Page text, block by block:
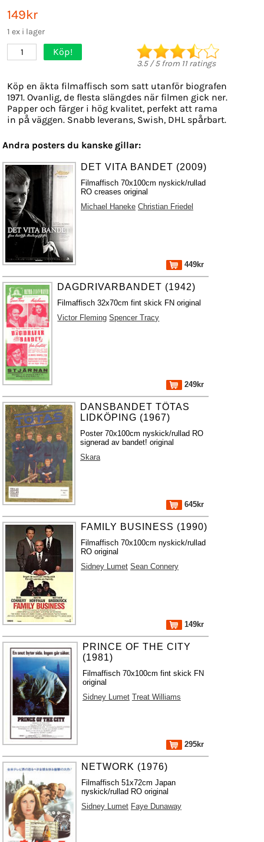
149kr
1 ex i lager
1 Köp!
3.5/5from 11ratings
Köp en äkta filmaffisch som satt utanför biografen
1971. Ovanlig, de flesta slängdes när filmen gick ner.
Papper och färger i hög kvalitet, perfekt att rama
in på väggen. Snabb leverans, Swish, DHL spårbart.
Andra posters du kanske gillar:
DET VITA BANDET (2009)
Filmaffisch 70x100cm nyskick/rullad
RO creases original
Michael Haneke Christian Friedel
449kr
DAGDRIVARBANDET (1942)
Filmaffisch 32x70cm fint skick FN original
Victor Fleming Spencer Tracy
249kr
DANSBANDET TÖTAS
LIDKÖPING (1967)
Poster 70x100cm nyskick/rullad RO
signerad av bandet! original
Skara
645kr
FAMILY BUSINESS (1990)
Filmaffisch 70x100cm nyskick/rullad
RO original
Sidney Lumet Sean Connery
149kr
PRINCE OF THE CITY
(1981)
Filmaffisch 70x100cm fint skick FN
original
Sidney Lumet Treat Williams
295kr
NETWORK (1976)
Filmaffisch 51x72cm Japan
nyskick/rullad RO original
Sidney Lumet Faye Dunaway